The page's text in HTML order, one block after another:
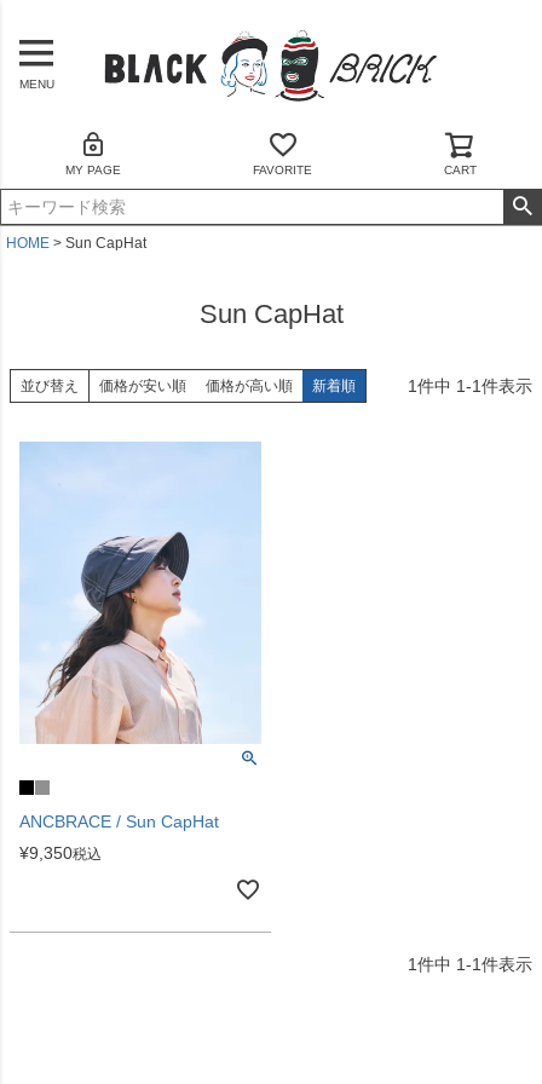
MENU
MY PAGE FAVORITE CART
HOME Sun CapHat
Sun CapHat
並び替え 価格が安い順 価格が高い順 新着順 1件中 1-1件表示
ANCBRACE / Sun CapHat
¥9,350税込
1件中 1-1件表示